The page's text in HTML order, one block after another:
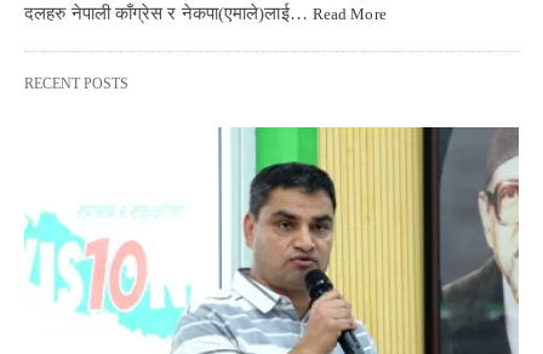
दलहरु नेपाली काँग्रेस र नेकपा(एमाले)लाई… Read More
RECENT POSTS